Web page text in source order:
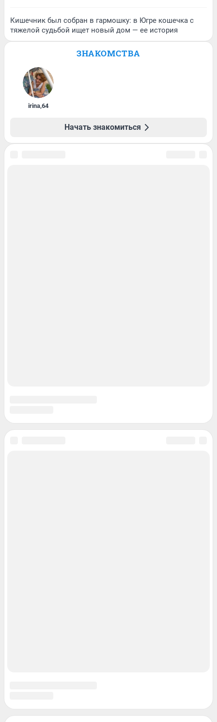
Кишечник был собран в гармошку: в Югре кошечка с
тяжелой судьбой ищет новый дом — ее история
ЗНАКОМСТВА
irina,64
Начать знакомиться